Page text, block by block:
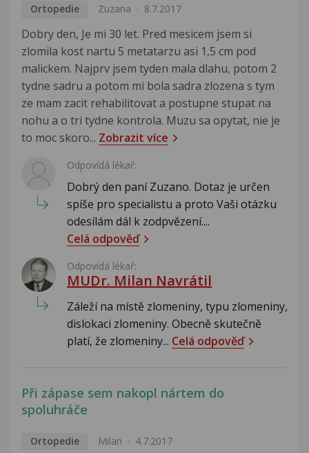
Ortopedie Zuzana 8.7.2017
Dobry den, Je mi 30 let. Pred mesicem jsem si
zlomila kost nartu 5 metatarzu asi 1,5 cm pod
malickem. Najprv jsem tyden mala dlahu, potom 2
tydne sadru a potom mi bola sadra zlozena s tym
ze mam zacit rehabilitovat a postupne stupat na
nohu a o tri tydne kontrola. Muzu sa opytat, nie je
to moc skoro... Zobrazit více
Odpovídá lékař:
Dobrý den paní Zuzano. Dotaz je určen
spíše pro specialistu a proto Vaši otázku
odesílám dál k zodpvězení....
Celá odpověď
Odpovídá lékař:
MUDr. Milan Navrátil
Záleží na místě zlomeniny, typu zlomeniny,
dislokaci zlomeniny. Obecně skutečně
platí, že zlomeniny... Celá odpověď
Při zápase sem nakopl nártem do
spoluhráče
Ortopedie Milan 4.7.2017